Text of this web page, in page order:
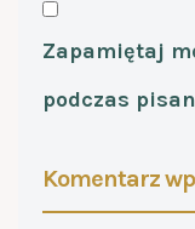
Zapamiętaj
podczas